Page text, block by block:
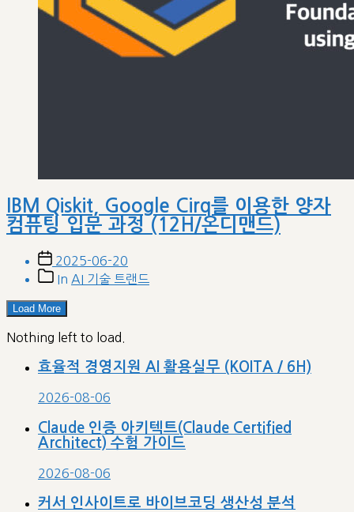
IBM Qiskit, Google Cirq를 이용한 양자
컴퓨팅 입문 과정 (12H/온디맨드)
Post
date
2025-06-20
PostIn AI 기술 트랜드
Load More
Nothing left to load.
효율적 경영지원 AI 활용실무 (KOITA / 6H)
2026-08-06
Claude 인증 아키텍트(Claude Certified
Architect) 수험 가이드
2026-08-06
커서 인사이트로 바이브코딩 생산성 분석